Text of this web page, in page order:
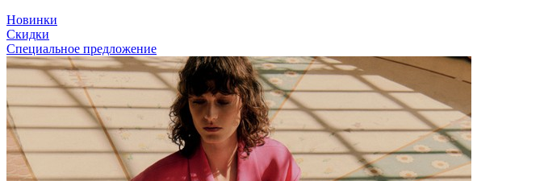
Новинки
Скидки
Специальное предложение